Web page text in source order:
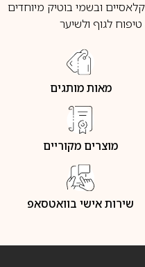
ובשמי בוטיק מיוחדים
לגוף ולשיער
מאות מותגים
מוצרים מקוריים
שירות אישי בוואטסאפ